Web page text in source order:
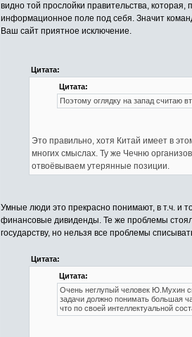
видно той прослойки правительства,
информационное поле под себя. Значит
Ваш сайт приятное исключение.
Цитата:
Цитата:
Поэтому оглядку на запад считаю
Это правильно, хотя Китай имеет в
многих смыслах. Ту же Чечню
отвоёвываем утерянные позиции.
Умные люди это прекрасно понимают, в т.ч. и
финансовые дивиденды. Те же проблемы
государству, но нельзя все проблемы
Цитата:
Цитата:
Очень неглупый человек Ю.Мухин
задачи должно понимать большая
что по своей интеллектуальной